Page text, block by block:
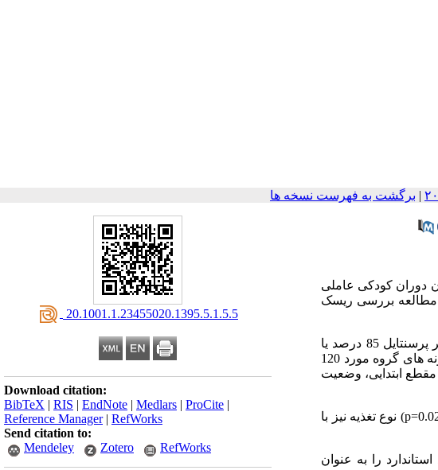
| برگشت به فهرست نسخه ها
‎ 20.1001.1.23455020.1395.5.1.5.5
Download citation:
BibTeX | RIS | EndNote | Medlars | ProCite |
Reference Manager| RefWorks
Send citation to:
Mendeley
Zotero RefWorks
دوران کودکی عاملی
مطالعه بررسی ریسک
مطالعه حاضر از نوع مورد-شاهدی بود و گروه موارد شامل دانش آموزانی است که نمایه توده بدنی آنها بر پرسنتایل 85 درصد یا
بالاتر قرار دارد و گروه شاهد شامل کودکانی می باشد که نمایه توده بدنی آنها کمتر از پرسنتایل 85 درصد قرار دارد. تعداد نمونه های گروه مورد 120
به مقطع ابتدایی، وضعیت
) نوع تغذیه نیز با
را به عنوان